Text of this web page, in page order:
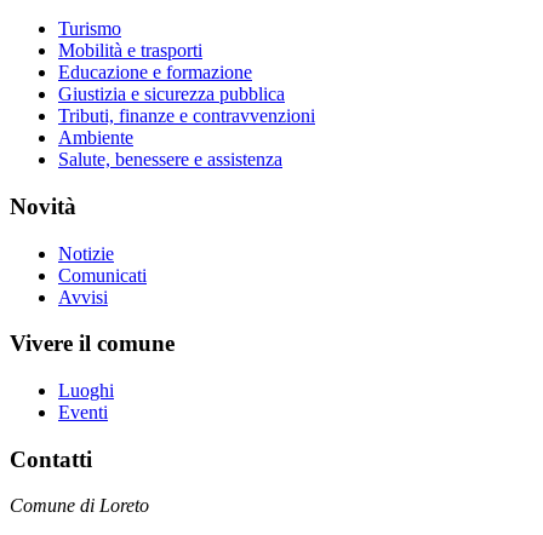
Turismo
Mobilità e trasporti
Educazione e formazione
Giustizia e sicurezza pubblica
Tributi, finanze e contravvenzioni
Ambiente
Salute, benessere e assistenza
Novità
Notizie
Comunicati
Avvisi
Vivere il comune
Luoghi
Eventi
Contatti
Comune di Loreto